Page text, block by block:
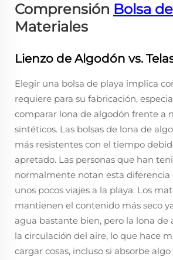
Comprensión Bolsa
Materiales
Lienzo de Algodón vs.
Elegir una bolsa de playa implica
requiere para su fabricación,
comparar lona de algodón frente a
sintéticos. Las bolsas de lona de
más resistentes con el tiempo
apretado. Las personas que han
normalmente notan esta diferencia
unos pocos viajes a la playa. Los
mantienen el contenido más seco
agua bastante bien, pero la lona
la circulación del aire, lo que hace
cargar cosas, incluso si absorbe